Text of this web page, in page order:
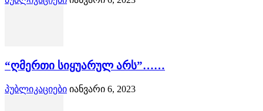
“ღმერთი სიყუარულ არს”……
პუბლიკაციები იანვარი 6, 2023